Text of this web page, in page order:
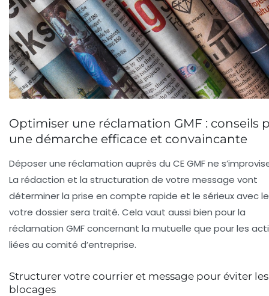
Optimiser une réclamation GMF : conseils
une démarche efficace et convaincante
Déposer une réclamation auprès du CE GMF ne
La rédaction et la structuration de votre message vont
déterminer la prise en compte rapide et le sérieux avec
votre dossier sera traité. Cela vaut aussi bien pour la
réclamation GMF concernant la mutuelle que pour les
liées au comité d’entreprise.
Structurer votre courrier et message pour éviter les
blocages